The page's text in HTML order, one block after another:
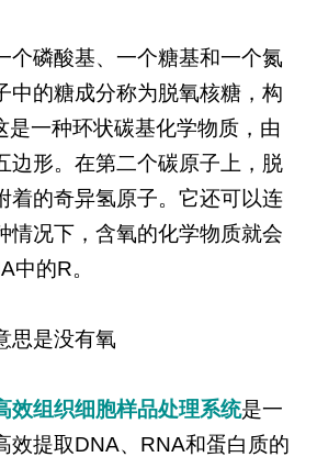
个磷酸基、一个糖基和一个氮
中的糖成分称为脱氧核糖，构
是一种环状碳基化学物质，由
边形。在第二个碳原子上，脱
着的奇异氢原子。它还可以连
情况下，含氧的化学物质就会
的R。
思是没有氧
效组织细胞样品处理系统是一
效提取DNA、RNA和蛋白质的